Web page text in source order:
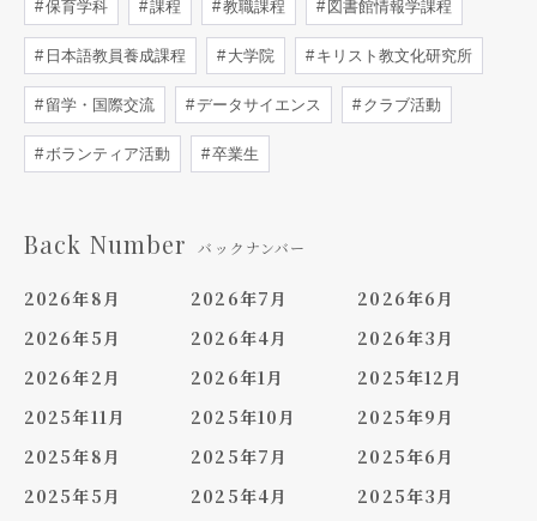
保育学科 課程 教職課程 図書館情報学課程
日本語教員養成課程 大学院 キリスト教文化研究所
留学・国際交流 データサイエンス クラブ活動
ボランティア活動 卒業生
Back Number バックナンバー
2026年8月 2026年7月
2026年6月
2026年5月
2026年4月
2026年3月
2026年2月
2026年1月
2025年12月
2025年11月
2025年10月
2025年9月
2025年8月
2025年7月
2025年6月
2025年5月
2025年4月
2025年3月